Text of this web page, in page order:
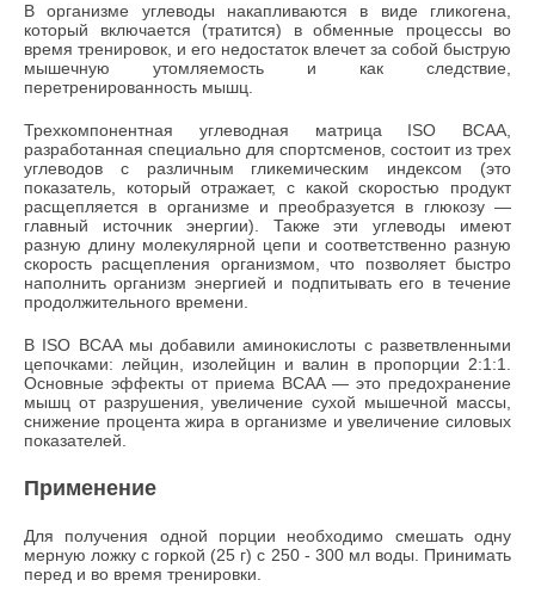
В организме углеводы накапливаются в виде гликогена,
который включается (тратится) в обменные процессы во
время тренировок, и его недостаток влечет за собой быструю
мышечную утомляемость и как следствие,
перетренированность мышц.
Трехкомпонентная углеводная матрица ISO BCAA,
разработанная специально для спортсменов, состоит из трех
углеводов с различным гликемическим индексом (это
показатель, который отражает, с какой скоростью продукт
расщепляется в организме и преобразуется в глюкозу —
главный источник энергии). Также эти углеводы имеют
разную длину молекулярной цепи и соответственно разную
скорость расщепления организмом, что позволяет быстро
наполнить организм энергией и подпитывать его в течение
продолжительного времени.
В ISO BCAA мы добавили аминокислоты с разветвленными
цепочками: лейцин, изолейцин и валин в пропорции 2:1:1.
Основные эффекты от приема BCAA — это предохранение
мышц от разрушения, увеличение сухой мышечной массы,
снижение процента жира в организме и увеличение силовых
показателей.
Применение
Для получения одной порции необходимо смешать одну
мерную ложку с горкой (25 г) с 250 - 300 мл воды. Принимать
перед и во время тренировки.